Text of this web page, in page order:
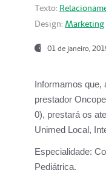
Texto:
Design: Marketing
01 de janeiro,
Informamos que,
prestador
0), prestará os
Unimed Local,
Especialidade:
Pediátrica.